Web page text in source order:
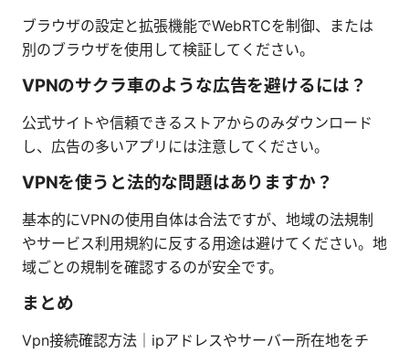
ブラウザの設定と拡張機能でWebRTCを制御、または
別のブラウザを使用して検証してください。
VPNのサクラ車のような広告を避けるには？
公式サイトや信頼できるストアからのみダウンロード
し、広告の多いアプリには注意してください。
VPNを使うと法的な問題はありますか？
基本的にVPNの使用自体は合法ですが、地域の法規制
やサービス利用規約に反する用途は避けてください。地
域ごとの規制を確認するのが安全です。
まとめ
Vpn接続確認方法｜ipアドレスやサーバー所在地をチ